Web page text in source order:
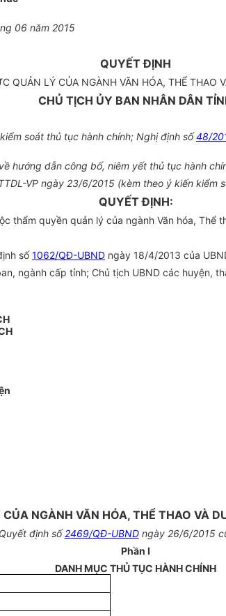
06 năm 2015
QUYẾT ĐỊNH
QUẢN LÝ CỦA NGÀNH VĂN HÓA, THỂ
CHỦ TỊCH ỦY BAN NHÂN DÂN
soát thủ tục hành chính; Nghị định số48/
hướng dẫn công bố, niêm yết thủ tục hành
VP ngày 23/6/2015 (kèm theo ý kiến
QUYẾT ĐỊNH:
thẩm quyền quản lý của ngành Văn hóa,
số1062/QĐ-UBND ngày 18/4/2013 của
ngành cấp tỉnh; Chủ tịch UBND các
NGÀNH VĂN HÓA, THỂ THAO VÀ
định số2469/QĐ-UBNDngày 26/6/2015
Phần I
DANH MỤC THỦ TỤC HÀNH CHÍNH